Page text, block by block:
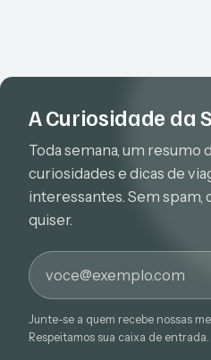
A Curiosidade da
Toda semana, um resumo
curiosidades e dicas de
interessantes. Sem spam,
quiser.
E-mail
Junte-se a quem recebe nossas
Respeitamos sua caixa de entrada.